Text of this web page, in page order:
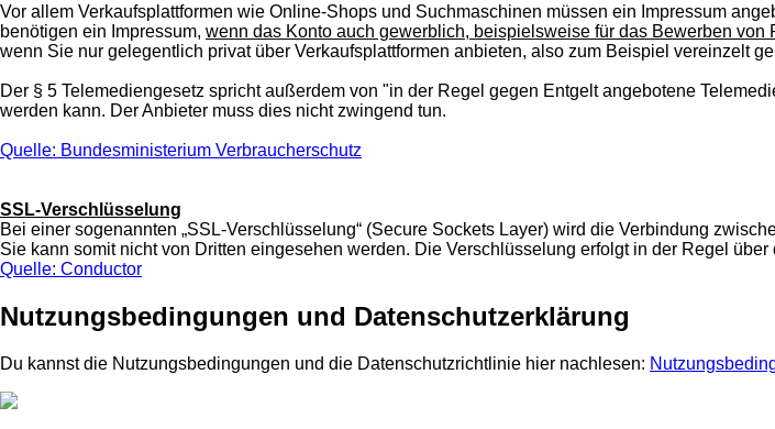
Vor allem Verkaufsplattformen wie Online-Shops und Suchmaschinen müssen ein Impressum
benötigen ein Impressum, wenn das Konto auch gewerblich, beispielsweise für das Bewerben von
wenn Sie nur gelegentlich privat über Verkaufsplattformen anbieten, also zum Beispiel vereinzelt
Der § 5 Telemediengesetz spricht außerdem von "in der Regel gegen Entgelt angebotene
werden kann. Der Anbieter muss dies nicht zwingend tun.
Quelle: Bundesministerium Verbraucherschutz
SSL-Verschlüsselung
Bei einer sogenannten „SSL-Verschlüsselung“ (Secure Sockets Layer) wird die Verbindung
Sie kann somit nicht von Dritten eingesehen werden. Die Verschlüsselung erfolgt in der Regel über
Quelle: Conductor
Nutzungsbedingungen und Datenschutzerklärung
Du kannst die Nutzungsbedingungen und die Datenschutzrichtlinie hier nachlesen: